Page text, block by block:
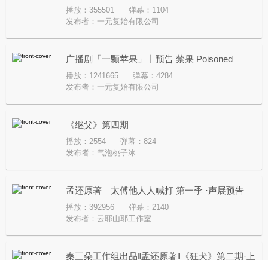
播放：355501
弹幕：1104
发布者： 一元复始有限公司
广播剧「一颗苹果」丨预告 禁果 Poisoned
Apple
播放：1241665
弹幕：4284
发布者： 一元复始有限公司
《继父》第四期
播放：2554
弹幕：824
发布者： 气泡桃子冰
孟还原著｜太傅他人人喊打 第一季 ·声展预告
播放：392956
弹幕：2140
发布者： 云耶山耶工作室
秦三朵工作组出品‖孟还原著‖《狂犬》第二期·上